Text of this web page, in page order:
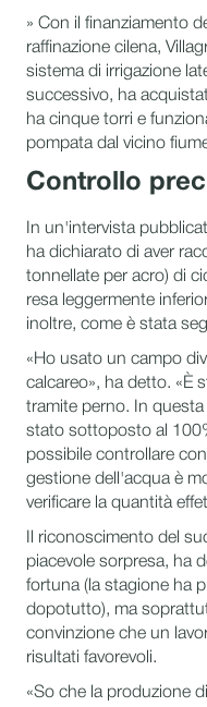
» Con il finanziamento
raffinazione cilena,
sistema di irrigazione
successivo, ha
ha cinque torri e
pompata dal vicino
Controllo
In un'intervista
ha dichiarato di aver
tonnellate per acro) di
resa leggermente
inoltre, come è stata
«Ho usato un campo
calcareo», ha detto. «È
tramite perno. In
stato sottoposto al
possibile controllare
gestione dell'acqua è
verificare la quantità
Il riconoscimento del
piacevole sorpresa, ha
fortuna (la stagione ha
dopotutto), ma
convinzione che un
risultati favorevoli.
«So che la produzione